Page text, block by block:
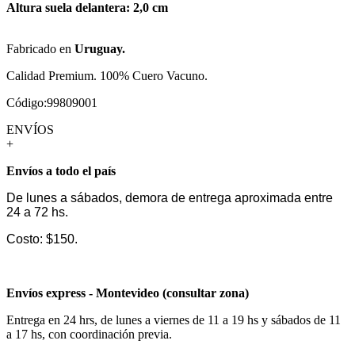
Altura suela delantera: 2,0 cm
Fabricado en Uruguay.
Calidad Premium. 100% Cuero Vacuno.
Código:99809001
ENVÍOS
+
Envíos a todo el país
De lunes a sábados, demora de entrega aproximada entre
24 a 72 hs.
Costo: $150.
Envíos express - Montevideo (consultar zona)
Entrega en 24 hrs, de lunes a viernes de 11 a 19 hs y sábados de 11
a 17 hs, con coordinación previa.